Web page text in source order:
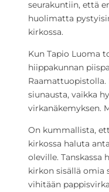
seurakuntiin, että
huolimatta
kirkossa.
Kun Tapio Luoma
hiippakunnan
siunausta, vaikka
virkanäkemyksen.
On kummallista,
kirkossa haluta
oleville. Tanskassa
kirkon sisällä omia
vihitään